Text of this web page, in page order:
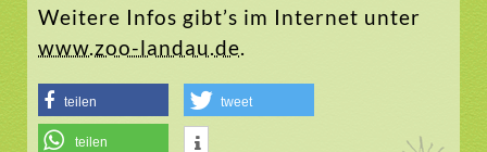
Weitere Infos gibt’s im Internet unter
www.zoo-landau.de.
teilen tweet
teilen